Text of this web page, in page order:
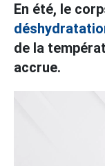
En été, le
de la
accrue.